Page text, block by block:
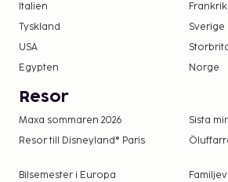
kan ändras löpande.
Italien
Tyskland
Sverige
USA
Egypten
Norge
Resor
Maxa sommaren 2026 Sista
Resor till Disneyland® Paris
Bilsemester i Europa